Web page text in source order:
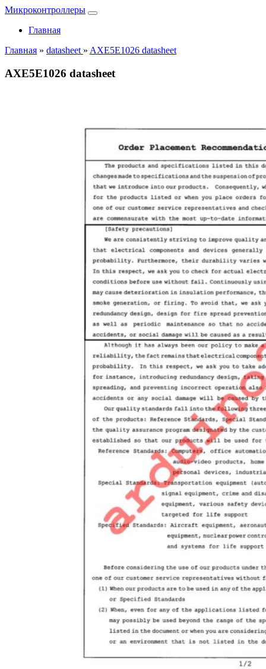
Микроконтроллеры
Главная
Главная » datasheet » AXE5E1026 datasheet
AXE5E1026 datasheet